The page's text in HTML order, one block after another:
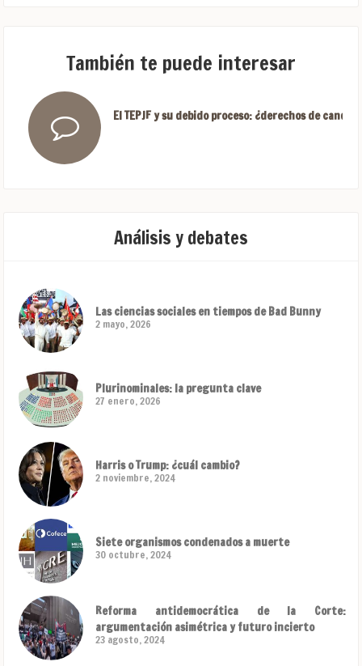
También te puede interesar
El TEPJF y su debido proceso: ¿derechos de
Análisis y debates
Las ciencias sociales en tiempos de Bad Bunny
2 mayo, 2026
Plurinominales: la pregunta clave
27 enero, 2026
Harris o Trump: ¿cuál cambio?
2 noviembre, 2024
Siete organismos condenados a muerte
30 octubre, 2024
Reforma antidemocrática de la Corte:
argumentación asimétrica y futuro incierto
23 agosto, 2024